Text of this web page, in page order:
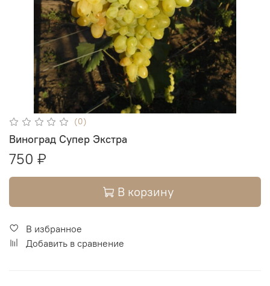
(0)
Виноград Супер Экстра
750 ₽
В корзину
В избранное
Добавить в сравнение